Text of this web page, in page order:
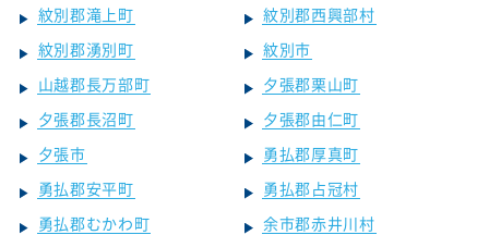
紋別郡滝上町
紋別郡西興部村
紋別郡湧別町
紋別市
山越郡長万部町
夕張郡栗山町
夕張郡長沼町
夕張郡由仁町
夕張市
勇払郡厚真町
勇払郡安平町
勇払郡占冠村
勇払郡むかわ町
余市郡赤井川村